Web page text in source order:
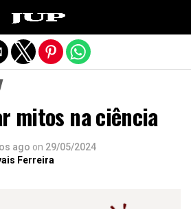
mitos na ciência
ago on 29/05/2024
Ferreira
mobile version